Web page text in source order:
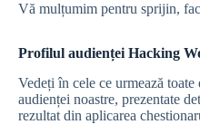
Vă mulțumim pentru sprijin,
Profilul audienței Hacking
Vedeți în cele ce urmează
audienței noastre, prezentate
rezultat din aplicarea